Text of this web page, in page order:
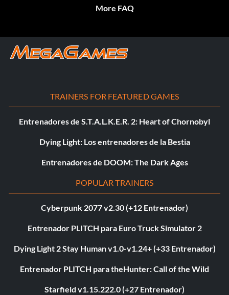
More FAQ
TRAINERS FOR FEATURED GAMES
Entrenadores de S.T.A.L.K.E.R. 2: Heart of Chornobyl
Dying Light: Los entrenadores de la Bestia
Entrenadores de DOOM: The Dark Ages
POPULAR TRAINERS
Cyberpunk 2077 v2.30 (+12 Entrenador)
Entrenador PLITCH para Euro Truck Simulator 2
Dying Light 2 Stay Human v1.0-v1.24+ (+33 Entrenador)
Entrenador PLITCH para theHunter: Call of the Wild
Starfield v1.15.222.0 (+27 Entrenador)